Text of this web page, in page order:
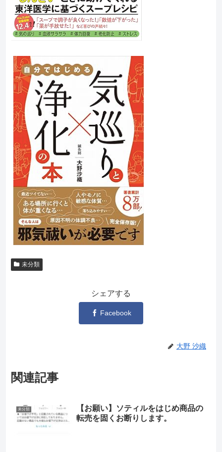
未分類
シェアする
Facebook
大野 沙織
関連記事
未分類
【お願い】ソティルをはじめ商品の
転売を固くお断りします。